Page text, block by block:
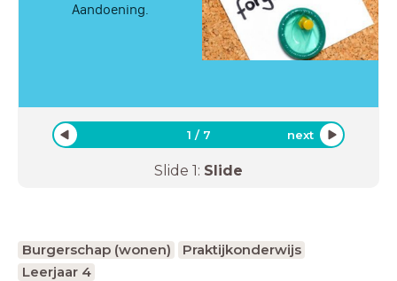
Aandoening.
1 / 7 next
Slide 1: Slide
Burgerschap (wonen)
Praktijkonderwijs
Leerjaar 4